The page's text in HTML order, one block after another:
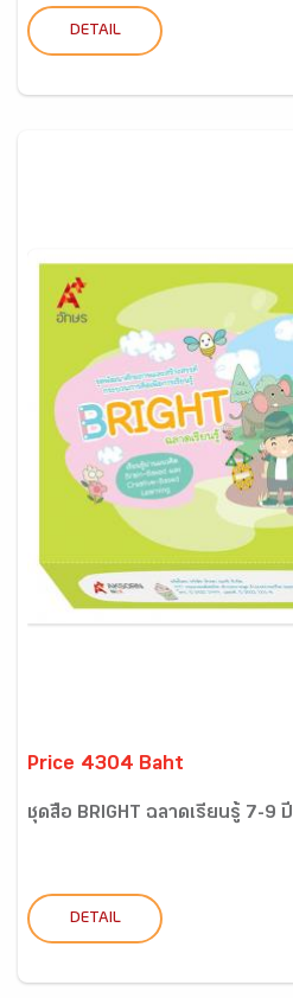
DETAIL
Price 4304 Baht
ชุดสื่อ BRIGHT ฉลาดเรียนรู้ 7-9 ปี
DETAIL